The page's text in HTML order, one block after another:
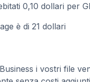
0,10 dollari per
è di 21 dollari
i vostri file